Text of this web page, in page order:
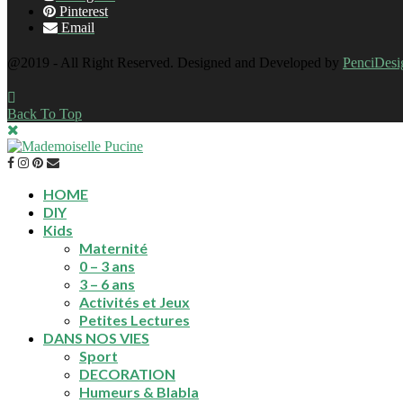
Pinterest
Email
@2019 - All Right Reserved. Designed and Developed by
Back To Top
HOME
DIY
Kids
Maternité
0 – 3 ans
3 – 6 ans
Activités et Jeux
Petites Lectures
DANS NOS VIES
Sport
DECORATION
Humeurs & Blabla